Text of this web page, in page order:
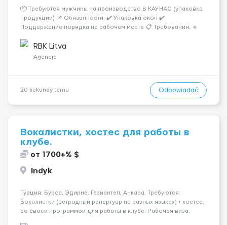
📦 Требуются мужчины на производство В КАУНАС (упаковка
продукции) 📌 Обязанности: ✔️ Упаковка окон ✔️
Поддержание порядка на рабочем месте 📋 Требования: 🔹
Условия работы: 🕐 График: 5/2, по 8–10 часов 💶 Оплата: 7 €
RBK Litva
Agencja
20 sekundy temu Odpowiadać
Вокалистки, хостес для работы в
клубе.
от 1700+% $
Indyk
Турция: Бурса, Эдирне, Газиантеп, Анкара. Требуются:
Вокалистки (эстрадный репертуар на разных языках) + хостеc,
со своей программой для работы в клубе. Рабочая виза.